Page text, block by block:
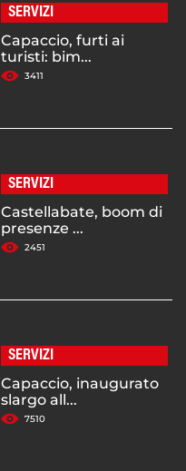
SERVIZI
Capaccio, furti ai
turisti: bim...
3411
SERVIZI
Castellabate, boom di
presenze ...
2451
SERVIZI
Capaccio, inaugurato
slargo all...
7510